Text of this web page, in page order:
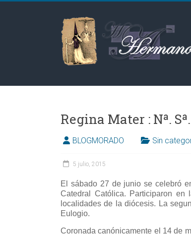
Hermanos
de
las
Aguas
Regina Mater : Nª.
BLOGMORADO Sin
5 julio, 2015
El sábado 27 de junio se celebró
Catedral Católica. Participaron
localidades de la diócesis. La
Eulogio.
Coronada canónicamente el 14 de